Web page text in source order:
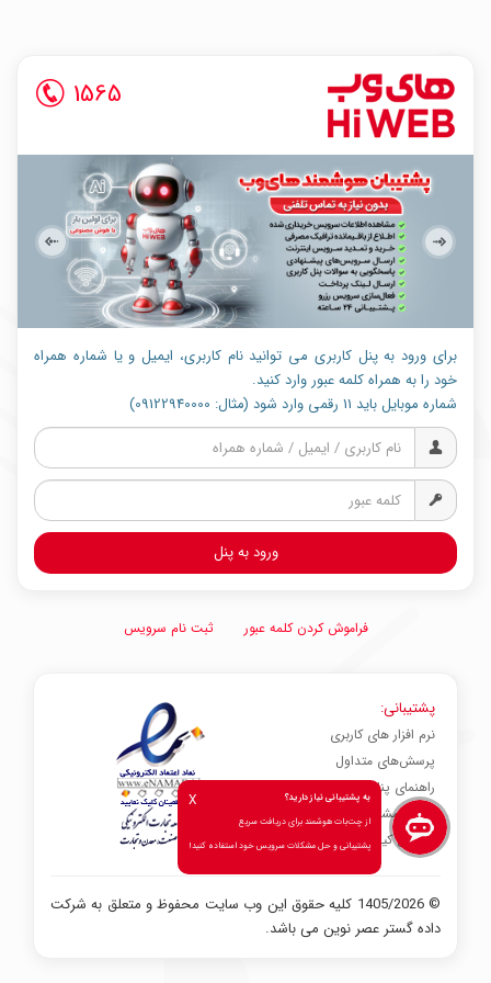
1565
برای ورود به پنل کاربری می توانید نام کاربری، ایمیل و یا شماره همراه
خود را به همراه کلمه عبور وارد کنید.
شماره موبایل باید 11 رقمی وارد شود (مثال: 09122940000)
فراموش کردن کلمه عبور ثبت نام سرویس
پشتیبانی:
نرم افزار های کاربری
پرسش‌های متداول
راهنمای پنل کاربری
صدای مشتری
شاخص کیفیت خدمات
© 1405/2026 کلیه حقوق این وب سایت محفوظ و متعلق به شرکت
داده گستر عصر نوین می باشد.
به پشتیبانی نیاز دارید؟ X
از چت‌بات هوشمند برای دریافت سریع
پشتیبانی و حل مشکلات سرویس خود استفاده کنید!